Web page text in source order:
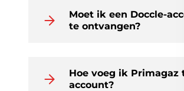
Moet ik een Doccle-
te ontvangen?
Hoe voeg ik Primagaz
account?